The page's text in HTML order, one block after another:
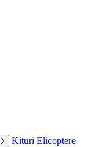
Kituri Elicoptere